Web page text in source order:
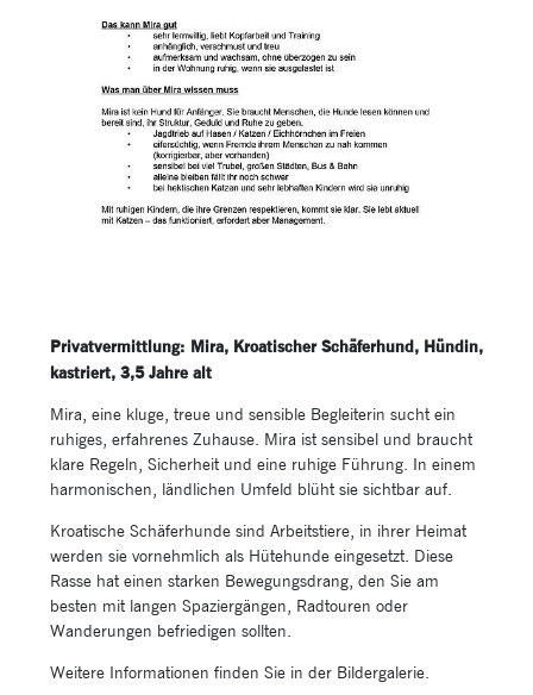
Previous
Privatvermittlung: Mira, Kroatischer Schäferhund, Hündin,
kastriert, 3,5 Jahre alt
Mira, eine kluge, treue und sensible Begleiterin sucht ein
ruhiges, erfahrenes Zuhause. Mira ist sensibel und braucht
klare Regeln, Sicherheit und eine ruhige Führung. In einem
harmonischen, ländlichen Umfeld blüht sie sichtbar auf.
Kroatische Schäferhunde sind Arbeitstiere, in ihrer Heimat
werden sie vornehmlich als Hütehunde eingesetzt. Diese
Rasse hat einen starken Bewegungsdrang, den Sie am
besten mit langen Spaziergängen, Radtouren oder
Wanderungen befriedigen sollten.
Weitere Informationen finden Sie in der Bildergalerie.